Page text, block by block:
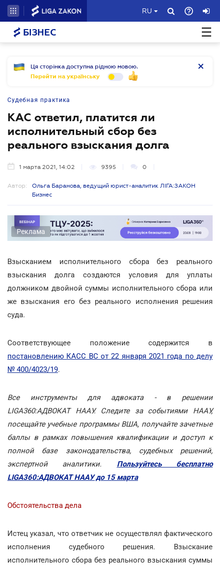
RU
БІЗНЕС
Ця сторінка доступна рідною мовою.
Перейти на українську
Судебная практика
КАС ответил, платится ли
исполнительный сбор без
реального взыскания долга
1 марта 2021, 14:02 9395 0
Автор:
Ольга Баранова, ведущий юрист-аналитик ЛІГА:ЗАКОН
Бизнес
Реклама
Взысканием исполнительного сбора без реального
взыскания долга создаются условия для уплаты
должником двойной суммы исполнительного сбора или
же взыскания его без реального исполнения решения
суда.
Соответствующее положение содержится в
постановлению КАСС ВС от 22 января 2021 года по делу
№ 400/4023/19.
Все инструменты для адвоката - в решении
LIGA360:АДВОКАТ НААУ. Следите за событиями НААУ,
посещайте учебные программы ВША, получайте зачетные
баллы в рамках повышения квалификации и доступ к
полной базе законодательства, судебных решений,
экспертной аналитики. Пользуйтесь бесплатно
LIGA360:АДВОКАТ НААУ до 15 марта
Обстоятельства дела
Истец указал, что ответчик не осуществлял фактического
исполнения судебного решения. Взыскание
исполнительного сбора без реального взыскания суммы